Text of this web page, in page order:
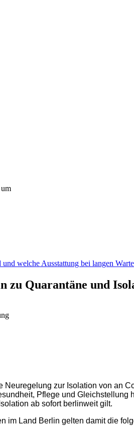
welche Ausstattung bei langen
zu Quarantäne und
Neuregelung zur Isolation von an
Pflege und
ab sofort berlinweit gilt.
im Land Berlin gelten damit die